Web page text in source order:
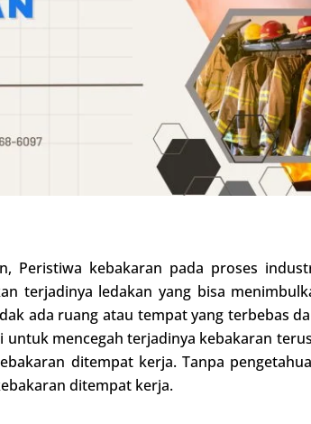
Peristiwa kebakaran pada proses
terjadinya ledakan yang bisa
ada ruang atau tempat yang terbebas
mencegah terjadinya kebakaran
ditempat kerja. Tanpa
ditempat kerja.